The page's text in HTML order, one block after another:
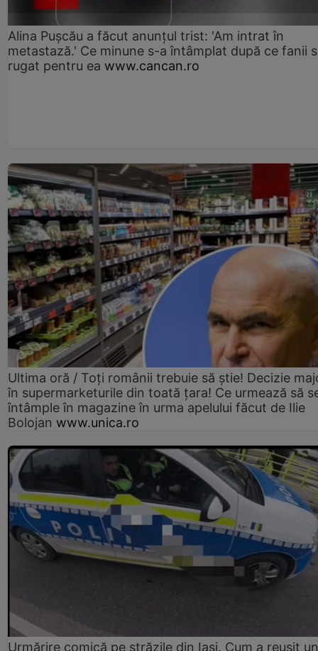
Alina Pușcău a făcut anunțul trist: 'Am intrat în
metastază.' Ce minune s-a întâmplat după ce fanii
rugat pentru ea www.cancan.ro
Ultima oră / Toți românii trebuie să știe! Decizie
în supermarketurile din toată țara! Ce urmează să
întâmple în magazine în urma apelului făcut de Ilie
Bolojan www.unica.ro
Urmărire comică pe străzile din Iași. Cum a reușit un